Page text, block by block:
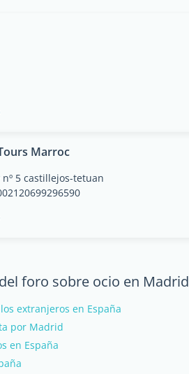
Marroc
5 castillejos-tetuan
foro sobre ocio en Madrid
extranjeros en España
por Madrid
en España